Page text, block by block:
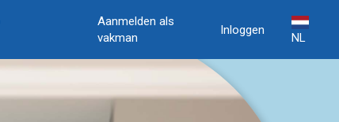
Aanmelden als
vakman
Inloggen
NL